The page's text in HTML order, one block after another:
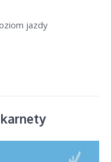
jazdy